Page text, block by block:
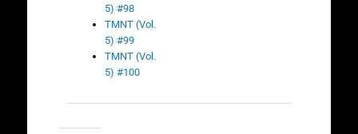
5) #98
TMNT (Vol.
5) #99
TMNT (Vol.
5) #100